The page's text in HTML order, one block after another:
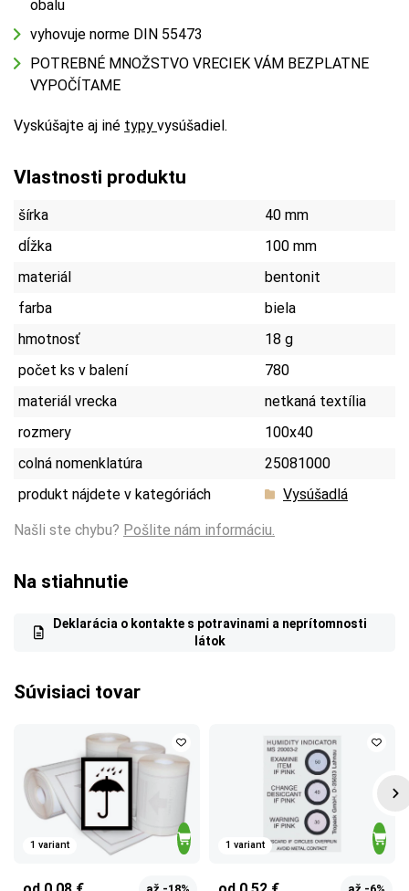
obalu
vyhovuje norme DIN 55473
POTREBNÉ MNOŽSTVO VRECIEK VÁM BEZPLATNE
VYPOČÍTAME
Vyskúšajte aj iné typy vysúšadiel.
Vlastnosti produktu
šírka
40 mm
dĺžka
100 mm
materiál
bentonit
farba
biela
hmotnosť
18 g
počet ks v balení
780
materiál vrecka
netkaná textília
rozmery
100x40
colná nomenklatúra
25081000
produkt nájdete v kategóriách
Vysúšadlá
Našli ste chybu? Pošlite nám informáciu.
Na stiahnutie
Deklarácia o kontakte s potravinami a neprítomnosti
látok
Súvisiaci tovar
1 variant 1 variant